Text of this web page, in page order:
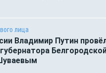
лица
Владимир Путин